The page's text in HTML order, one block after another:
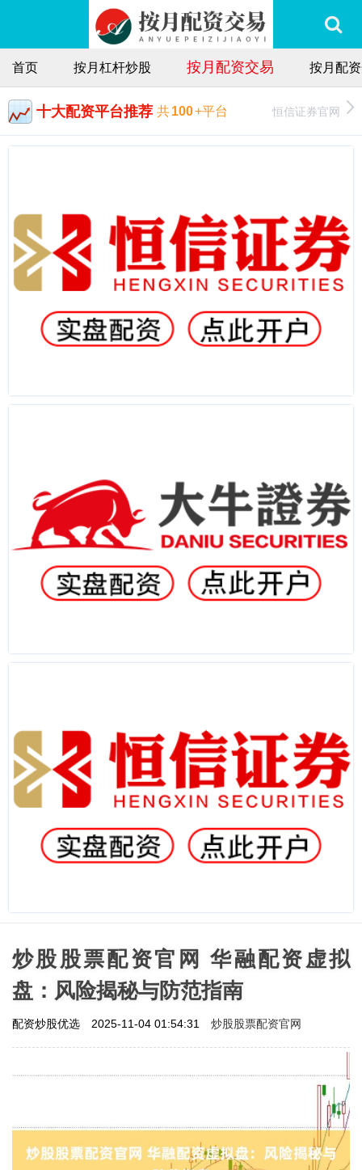
首页 按月杠杆炒股 按月配资交易 按月配
十大配资平台推荐 共100+平台 恒信证券官网
炒股股票配资官网 华融配资虚拟
盘：风险揭秘与防范指南
配资炒股优选 2025-11-04 01:54:31 炒股股票配资官网